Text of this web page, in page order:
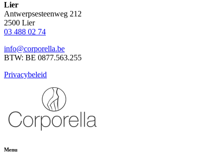
Lier
Antwerpsesteenweg 212
2500 Lier
03 488 02 74
info@corporella.be
BTW: BE 0877.563.255
Privacybeleid
Menu